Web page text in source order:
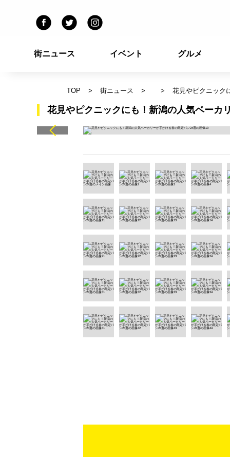
街ニュース イベント グルメ
TOP 街ニュース 花見やピクニック
花見やピクニックにも！新潟の人気ベーカ